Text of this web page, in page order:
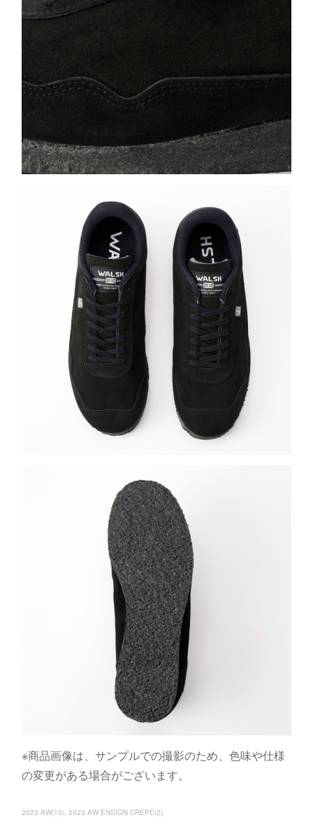
※商品画像は、サンプルでの撮影のため、色味や仕様
の変更がある場合がございます。
2023 AW(13) 2023 AW ENSIGN CREPE(2)